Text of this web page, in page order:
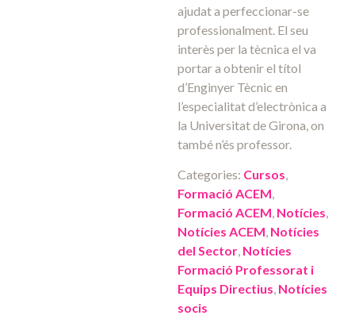
ajudat a perfeccionar-se
professionalment. El seu
interès per la tècnica el va
portar a obtenir el títol
d’Enginyer Tècnic en
l’especialitat d’electrònica a
la Universitat de Girona, on
també n’és professor.
Categories: Cursos,
Formació ACEM,
Formació ACEM, Notícies,
Notícies ACEM, Notícies
del Sector, Notícies
Formació Professorat i
Equips Directius, Notícies
socis